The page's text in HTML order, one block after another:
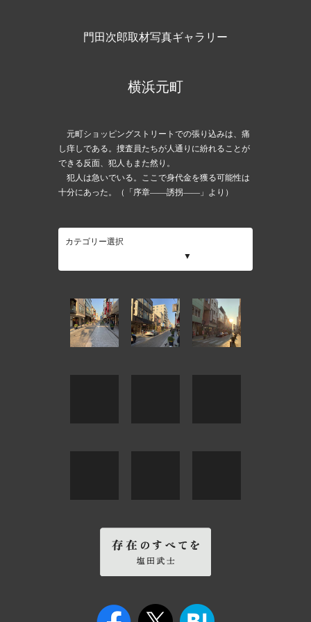
門田次郎取材写真ギャラリー
横浜元町
元町ショッピングストリートでの張り込みは、痛
し痒しである。捜査員たちが人通りに紛れることが
できる反面、犯人もまた然り。
犯人は急いでいる。ここで身代金を獲る可能性は
十分にあった。（「序章――誘拐――」より）
カテゴリー選択
港の見える丘公園
シンボルタワー
羊蹄山・ふきだし公園
野田弘志氏アトリエ